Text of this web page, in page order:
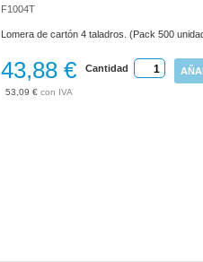
F1004T
Lomera de cartón 4 taladros. (Pack 500
53,09 €
43,88 € Cantidad